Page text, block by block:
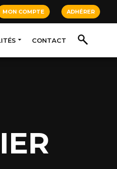
MON COMPTE ADHÉRER
CONTACT